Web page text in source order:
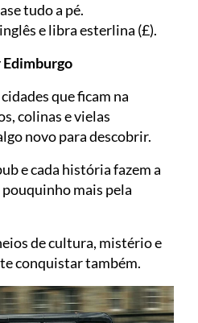
tudo a pé.
e libra esterlina (£).
Edimburgo
que ficam na
colinas e vielas
novo para descobrir.
e cada história fazem a
mais pela
de cultura, mistério e
conquistar também.